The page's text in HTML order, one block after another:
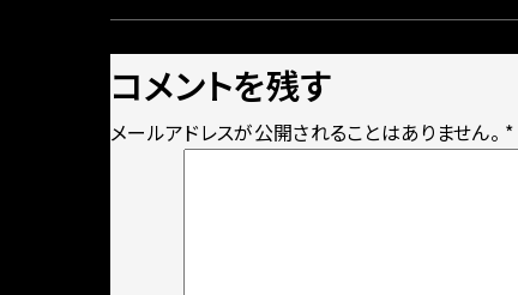
on
size
コメントを残す
メールアドレスが公開されることはありません。 *